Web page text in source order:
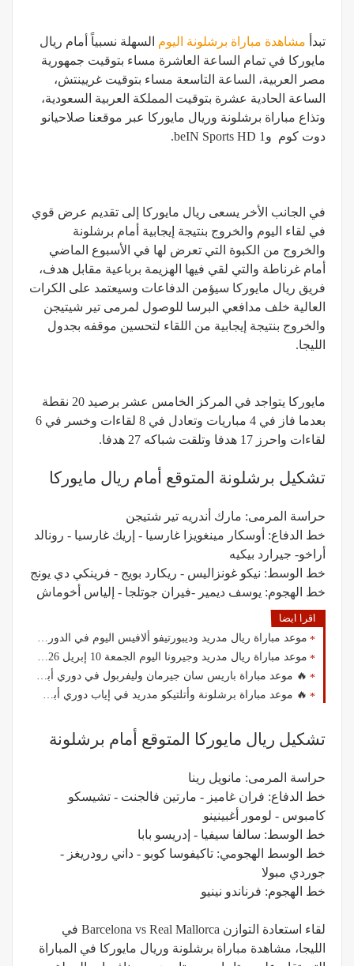
تبدأ مشاهدة مباراة برشلونة اليوم السهلة نسبياً أمام ريال
مايوركا في تمام الساعة العاشرة مساء بتوقيت جمهورية
مصر العربية، الساعة التاسعة مساء بتوقيت غريينتش،
الساعة الحادية عشرة بتوقيت المملكة العربية السعودية،
وتذاع مباراة برشلونة وريال مايوركا عبر موقعنا صلاحيانو
دوت كوم وbeIN Sports HD 1.
في الجانب الأخر يسعى ريال مايوركا إلى تقديم عرض قوي
في لقاء اليوم والخروج بنتيجة إيجابية أمام برشلونة
والخروج من الكبوة التي تعرض لها في الأسبوع الماضي
أمام غرناطة والتي لقي فيها الهزيمة برباعية مقابل هدف،
فريق ريال مايوركا سيؤمن الدفاعات وسيعتمد على الكرات
العالية خلف مدافعي البرسا للوصول لمرمى تير شيتيجن
والخروج بنتيجة إيجابية من اللقاء لتحسين موقفه بجدول
الليجا.
مايوركا يتواجد في المركز الخامس عشر برصيد 20 نقطة
بعدما فاز في 4 مباريات وتعادل في 8 لقاءات وخسر في 6
لقاءات واحرز 17 هدفا وتلقت شباكه 27 هدفا.
تشكيل برشلونة المتوقع أمام ريال مايوركا
حراسة المرمى: مارك أندريه تير شتيجن
خط الدفاع: أوسكار مينغويزا غارسيا - إريك غارسيا - رونالد
أراخو- جيرارد بيكيه
خط الوسط: نيكو غونزاليس - ريكارد بويج - فرينكي دي يونج
خط الهجوم: يوسف ديمير -فيران جوتلجا - إلياس أخوماش
اقرا ايضا
موعد مباراة ريال مدريد وديبورتيفو ألافيس اليوم في الدوري الإسباني 2026
موعد مباراة ريال مدريد وجيرونا اليوم الجمعة 10 إبريل 2026 في الدوري الإسباني والقنوات الناقلة
🔥 موعد مباراة باريس سان جيرمان وليفربول في دوري أبطال أوروبا والقنوات الناقلة
🔥 موعد مباراة برشلونة وأتلتيكو مدريد في إياب دوري أبطال أوروبا 2026 والقنوات الناقلة
تشكيل ريال مايوركا المتوقع أمام برشلونة
حراسة المرمى: مانويل رينا
خط الدفاع: فران غاميز - مارتين فالجنت - تشيسكو
كامبوس - لومور أغبينينو
خط الوسط: سالفا سيفيا - إدريسو بابا
خط الوسط الهجومي: تاكيفوسا كوبو - داني رودريغز -
جوردي مبولا
خط الهجوم: فرناندو نينيو
لقاء استعادة التوازن Barcelona vs Real Mallorca في
الليجا، مشاهدة مباراة برشلونة وريال مايوركا في المباراة